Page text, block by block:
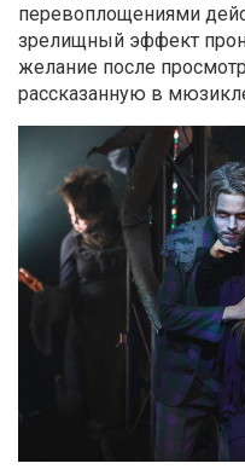
перевоплощениями
зрелищный эффект
желание после
рассказанную в